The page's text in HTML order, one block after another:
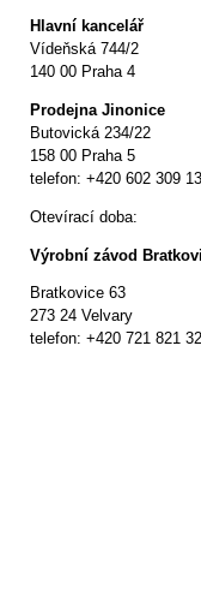
Hlavní kancelář
Vídeňská 744/2
140 00 Praha 4
Prodejna Jinonice
Butovická 234/22
158 00 Praha 5
telefon: +420 602 309
Otevírací doba:
Výrobní závod
Bratkovice 63
273 24 Velvary
telefon: +420 721 821